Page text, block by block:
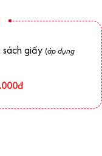
sách giấy (áp dụng